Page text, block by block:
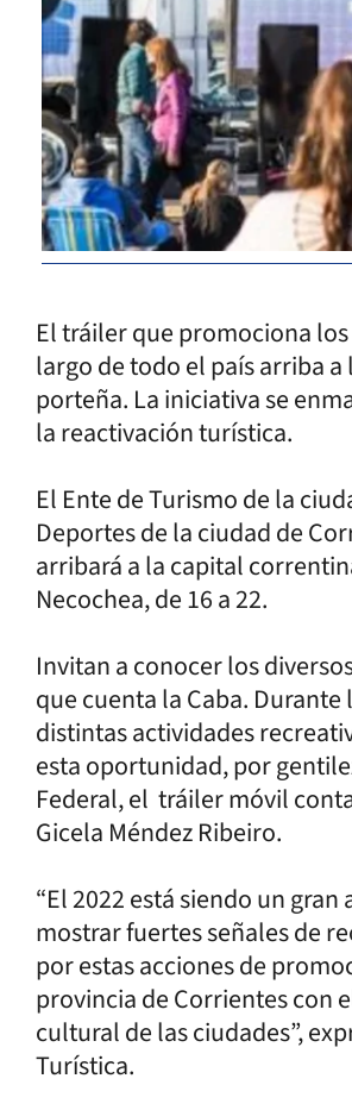
El tráiler que promociona
largo de todo el país arriba
porteña. La iniciativa se
la reactivación turística.
El Ente de Turismo de la
Deportes de la ciudad de
arribará a la capital
Necochea, de 16 a 22.
Invitan a conocer los
que cuenta la Caba.
distintas actividades
esta oportunidad, por
Federal, el tráiler móvil
Gicela Méndez Ribeiro.
“El 2022 está siendo un
mostrar fuertes señales de
por estas acciones de
provincia de Corrientes con
cultural de las ciudades”,
Turística.